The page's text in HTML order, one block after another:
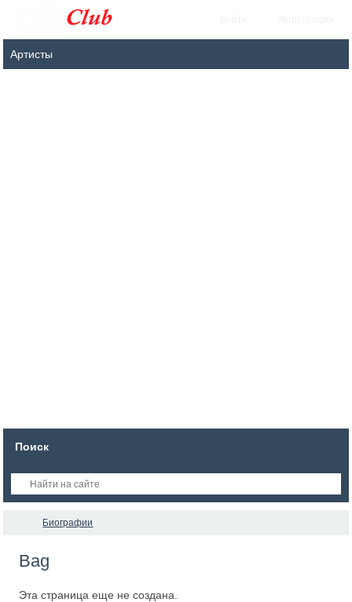
Поиск
Биографии
Bag
Эта страница еще не создана.